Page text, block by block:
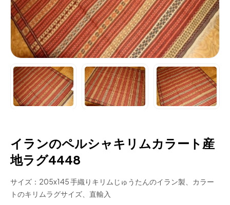
イランのペルシャキリムカラート産
地ラグ4448
サイズ：205x145 手織りキリムじゅうたんのイラン製、カラー
トのキリムラグサイズ、直輸入